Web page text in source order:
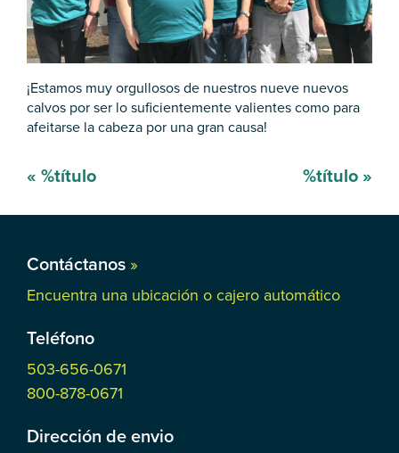
¡Estamos muy orgullosos de nuestros nueve nuevos
calvos por ser lo suficientemente valientes como para
afeitarse la cabeza por una gran causa!
Mensaje
navegación
« %título %título »
Contáctanos »
Encuentra una ubicación o cajero automático
Teléfono
503-656-0671
800-878-0671
Dirección de envio